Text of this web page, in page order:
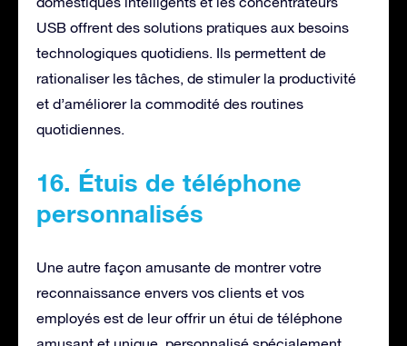
USB offrent des solutions pratiques aux besoins
technologiques quotidiens. Ils permettent de
rationaliser les tâches, de stimuler la productivité
et d’améliorer la commodité des routines
quotidiennes.
16. Étuis de téléphone
personnalisés
Une autre façon amusante de montrer votre
reconnaissance envers vos clients et vos
employés est de leur offrir un étui de téléphone